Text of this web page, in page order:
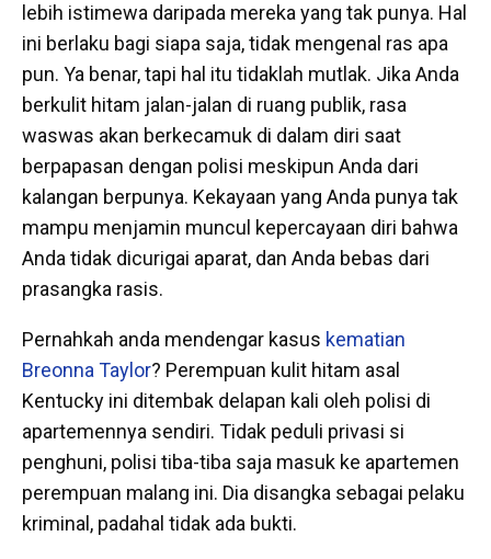
lebih istimewa daripada mereka yang tak punya. Hal
ini berlaku bagi siapa saja, tidak mengenal ras apa
pun. Ya benar, tapi hal itu tidaklah mutlak. Jika Anda
berkulit hitam jalan-jalan di ruang publik, rasa
waswas akan berkecamuk di dalam diri saat
berpapasan dengan polisi meskipun Anda dari
kalangan berpunya. Kekayaan yang Anda punya tak
mampu menjamin muncul kepercayaan diri bahwa
Anda tidak dicurigai aparat, dan Anda bebas dari
prasangka rasis.
Pernahkah anda mendengar kasus kematian
Breonna Taylor? Perempuan kulit hitam asal
Kentucky ini ditembak delapan kali oleh polisi di
apartemennya sendiri. Tidak peduli privasi si
penghuni, polisi tiba-tiba saja masuk ke apartemen
perempuan malang ini. Dia disangka sebagai pelaku
kriminal, padahal tidak ada bukti.